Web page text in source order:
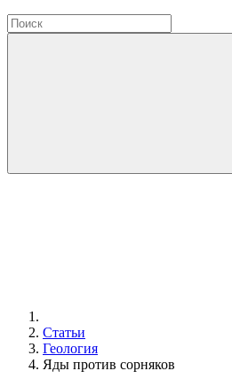
Статьи
Геология
Яды против сорняков